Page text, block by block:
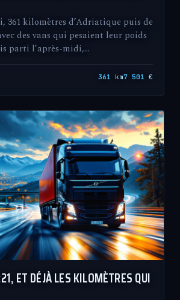
361 kilomètres d’Adriatique puis de
des vans qui pesaient leur poids
parti l’après-midi,…
361 km7 501 €
ET DÉJÀ LES KILOMÈTRES QUI